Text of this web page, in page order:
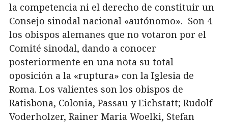
la competencia ni el derecho de constituir un
Consejo sinodal nacional «autónomo». Son 4
los obispos alemanes que no votaron por el
Comité sinodal, dando a conocer
posteriormente en una nota su total
oposición a la «ruptura» con la Iglesia de
Roma. Los valientes son los obispos de
Ratisbona, Colonia, Passau y Eichstatt; Rudolf
Voderholzer, Rainer Maria Woelki, Stefan